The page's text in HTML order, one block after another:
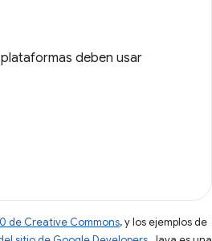
deben usar
de Creative Commons, y los ejemplos de